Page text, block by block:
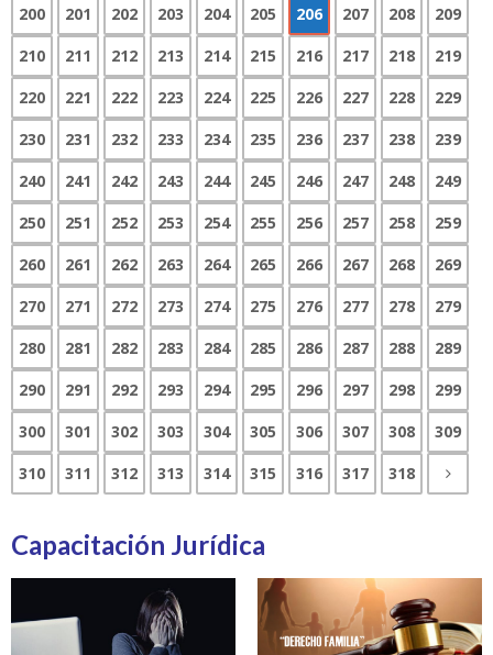
200 201 202 203 204 205 206 207 208
209
210
211 212 213 214 215 216 217 218
219
220
221 222 223 224 225 226 227 228
229
230
231 232 233 234 235 236 237 238
239
240
241 242 243 244 245 246 247 248
249
250
251 252 253 254 255 256 257 258
259
260
261 262 263 264 265 266 267 268
269
270
271 272 273 274 275 276 277 278
279
280
281 282 283 284 285 286 287 288
289
290
291 292 293 294 295 296 297 298
299
300
301 302 303 304 305 306 307 308
309
310
311 312 313 314 315 316 317 318
Capacitación Jurídica